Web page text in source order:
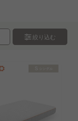
マットレス絞り込む